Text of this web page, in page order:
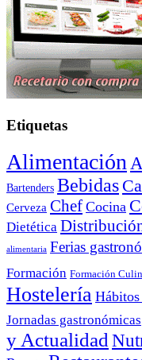
Etiquetas
Alimentación
Bartenders Bebidas
Cerveza Chef Cocina
Dietética
alimentaria Ferias
Formación Formación
Hostelería Hábitos
Jornadas gastronómicas
y Actualidad